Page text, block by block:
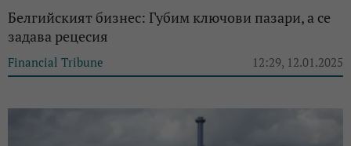
Белгийският бизнес: Губим ключови пазари, а се
задава рецесия
Financial Tribune 12:29, 12.01.2025